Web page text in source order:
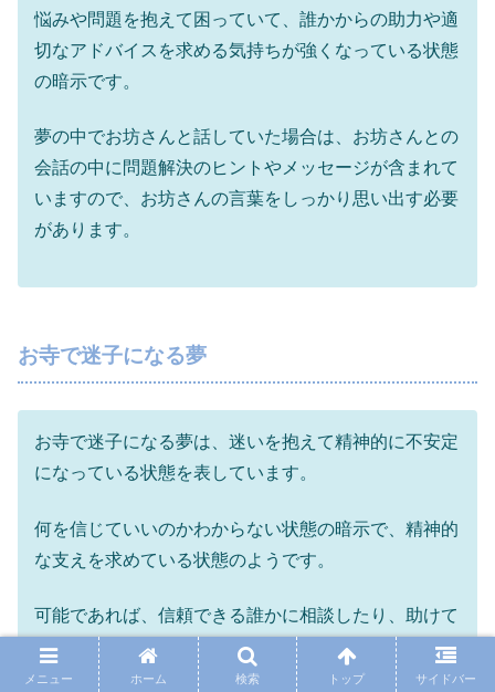
悩みや問題を抱えて困っていて、誰かからの助力や適
切なアドバイスを求める気持ちが強くなっている状態
の暗示です。
夢の中でお坊さんと話していた場合は、お坊さんとの
会話の中に問題解決のヒントやメッセージが含まれて
いますので、お坊さんの言葉をしっかり思い出す必要
があります。
お寺で迷子になる夢
お寺で迷子になる夢は、迷いを抱えて精神的に不安定
になっている状態を表しています。
何を信じていいのかわからない状態の暗示で、精神的
な支えを求めている状態のようです。
可能であれば、信頼できる誰かに相談したり、助けて
もらう方がよさそうです。
メニュー ホーム 検索 トップ サイドバー